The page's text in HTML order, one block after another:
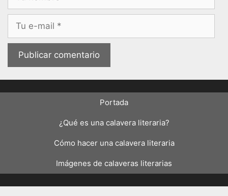
electrónico
Portada
¿Qué es una calavera literaria?
Cómo hacer una calavera literaria
Imágenes de calaveras literarias